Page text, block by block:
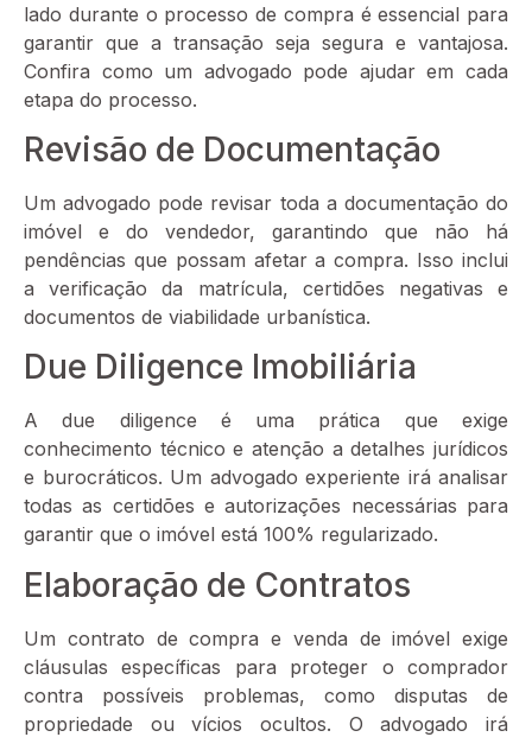
lado durante o processo de compra é essencial para
garantir que a transação seja segura e vantajosa.
Confira como um advogado pode ajudar em cada
etapa do processo.
Revisão de Documentação
Um advogado pode revisar toda a documentação do
imóvel e do vendedor, garantindo que não há
pendências que possam afetar a compra. Isso inclui
a verificação da matrícula, certidões negativas e
documentos de viabilidade urbanística.
Due Diligence Imobiliária
A due diligence é uma prática que exige
conhecimento técnico e atenção a detalhes jurídicos
e burocráticos. Um advogado experiente irá analisar
todas as certidões e autorizações necessárias para
garantir que o imóvel está 100% regularizado.
Elaboração de Contratos
Um contrato de compra e venda de imóvel exige
cláusulas específicas para proteger o comprador
contra possíveis problemas, como disputas de
propriedade ou vícios ocultos. O advogado irá